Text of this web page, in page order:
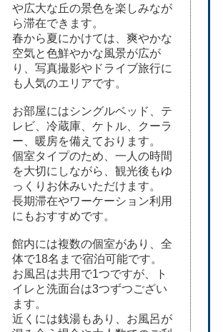
や広大な丘の景色を楽しみなが
ら滞在できます。
春から夏にかけては、爽やかな
空気と色鮮やかな風景が広が
り、写真撮影やドライブ旅行に
も人気のエリアです。
お部屋にはシングルベッド、テ
レビ、冷蔵庫、ケトル、クーラ
ー、暖房を備えております。
個室タイプのため、一人の時間
を大切にしながら、観光後もゆ
っくりお休みいただけます。
長期滞在やワーケーション利用
にもおすすめです。
館内には複数の個室があり、全
体で18名まで宿泊可能です。
お風呂は共用で1つですが、ト
イレと洗面台は3つずつござい
ます。
近くには銭湯もあり、お風呂が